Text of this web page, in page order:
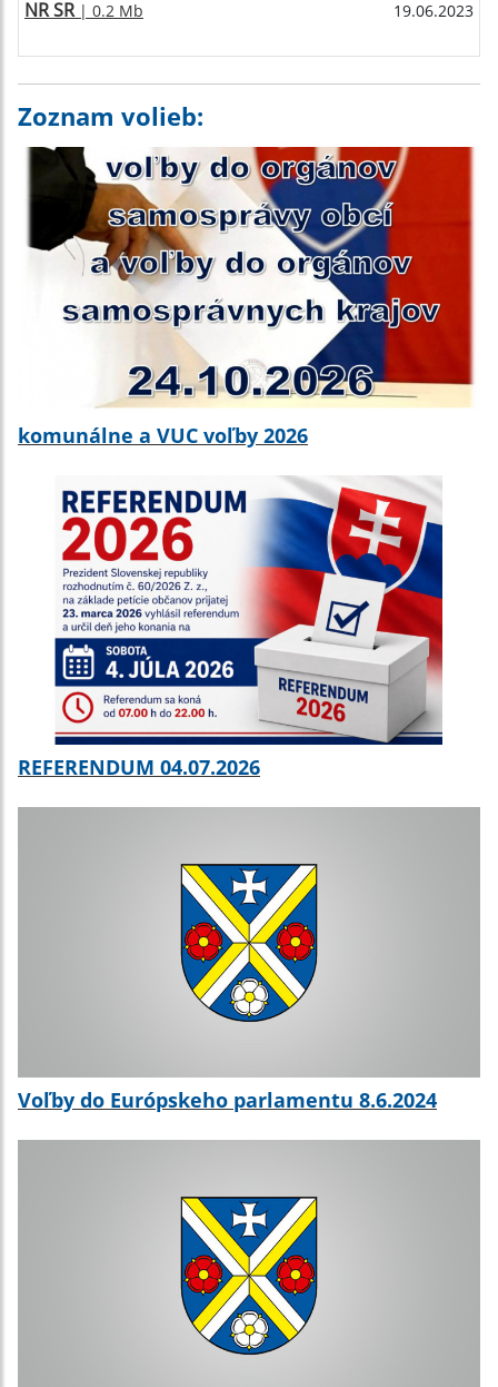
NR SR| 0.2 Mb 19.06.2023
Zoznam volieb:
komunálne a VUC voľby 2026
REFERENDUM 04.07.2026
Voľby do Európskeho parlamentu 8.6.2024